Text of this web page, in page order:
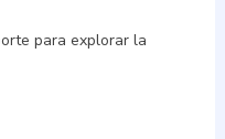
para explorar la